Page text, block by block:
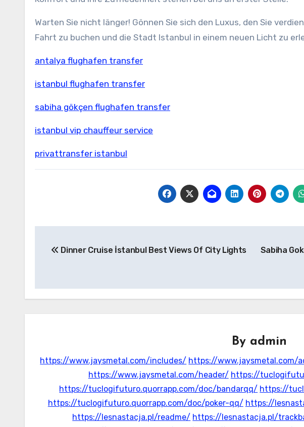
Warten Sie nicht länger! Gönnen Sie sich den Luxus, den Sie
Fahrt zu buchen und die Stadt Istanbul in einem neuen Licht zu
antalya flughafen transfer
istanbul flughafen transfer
sabiha gökçen flughafen transfer
istanbul vip chauffeur service
privattransfer istanbul
gezinmesi
Dinner Cruise İstanbul Best Views Of City Lights Sabiha
By admin
https://www.jaysmetal.com/includes/ https://www.jaysmetal.com/
https://www.jaysmetal.com/header/ https://
https://tuclogifuturo.quorrapp.com/doc/bandarqq/ https://
https://tuclogifuturo.quorrapp.com/doc/poker-qq/ https://
https://lesnastacja.pl/readme/ https://lesnastacja.pl/